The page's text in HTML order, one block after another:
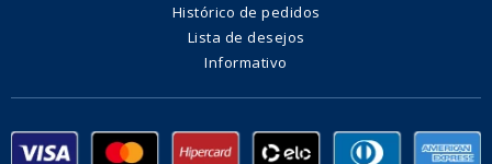
Histórico de pedidos
Lista de desejos
Informativo